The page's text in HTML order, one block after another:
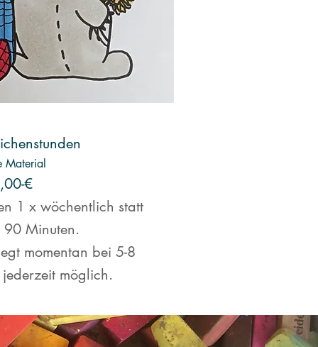
Material
€
1 x wöchentlich statt
Minuten.
momentan bei 5-8
möglich.